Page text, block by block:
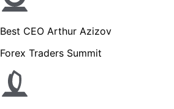
Best CEO Arthur Azizov
Forex Traders Summit